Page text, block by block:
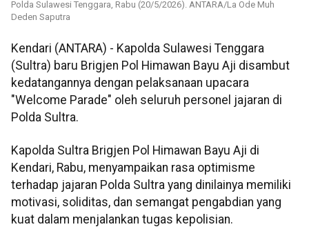
Polda Sulawesi Tenggara, Rabu (20/5/2026). ANTARA/La Ode Muh
Deden Saputra
Kendari (ANTARA) - Kapolda Sulawesi Tenggara
(Sultra) baru Brigjen Pol Himawan Bayu Aji disambut
kedatangannya dengan pelaksanaan upacara
"Welcome Parade" oleh seluruh personel jajaran di
Polda Sultra.
Kapolda Sultra Brigjen Pol Himawan Bayu Aji di
Kendari, Rabu, menyampaikan rasa optimisme
terhadap jajaran Polda Sultra yang dinilainya memiliki
motivasi, soliditas, dan semangat pengabdian yang
kuat dalam menjalankan tugas kepolisian.